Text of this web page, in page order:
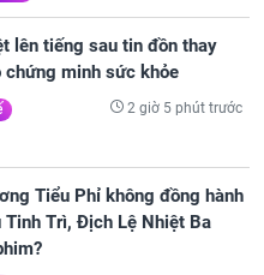
lên tiếng sau tin đồn thay
minh sức khỏe
2 giờ 5 phút trước
Tiểu Phỉ không đồng hành
Tinh Trì, Địch Lệ Nhiệt Ba